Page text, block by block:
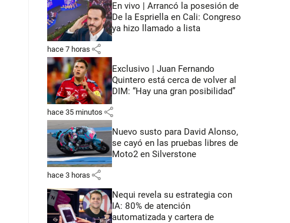
En vivo | Arrancó la posesión de
De la Espriella en Cali: Congreso
ya hizo llamado a lista
hace 7 horas share
Exclusivo | Juan Fernando
Quintero está cerca de volver al
DIM: “Hay una gran posibilidad”
hace 35 minutos share
Nuevo susto para David Alonso,
se cayó en las pruebas libres de
Moto2 en Silverstone
hace 3 horas share
Nequi revela su estrategia con
IA: 80% de atención
automatizada y cartera de